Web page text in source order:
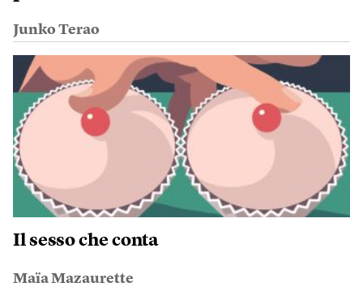
Junko Terao
Il sesso che conta
Maïa Mazaurette